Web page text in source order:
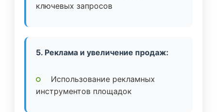
ключевых запросов
5. Реклама и увеличение продаж:
Использование рекламных
инструментов площадок